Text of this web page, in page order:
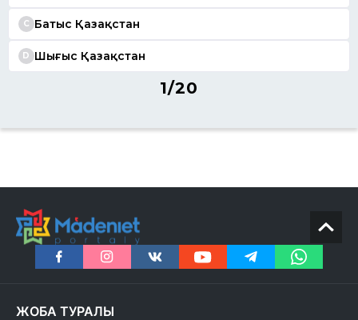
C Батыс Қазақстан
D Шығыс Қазақстан
1/20
ЖОБА ТУРАЛЫ